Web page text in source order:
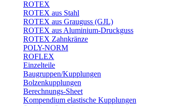
ROTEX
ROTEX aus Stahl
ROTEX aus Grauguss (GJL)
ROTEX aus Aluminium-Druckguss
ROTEX Zahnkränze
POLY-NORM
ROFLEX
Einzelteile
Baugruppen/Kupplungen
Bolzenkupplungen
Berechnungs-Sheet
Kompendium elastische Kupplungen